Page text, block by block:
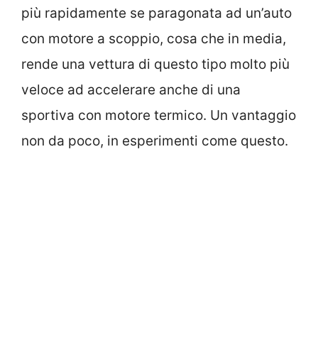
più rapidamente se paragonata ad un’auto
con motore a scoppio, cosa che in media,
rende una vettura di questo tipo molto più
veloce ad accelerare anche di una
sportiva con motore termico. Un vantaggio
non da poco, in esperimenti come questo.